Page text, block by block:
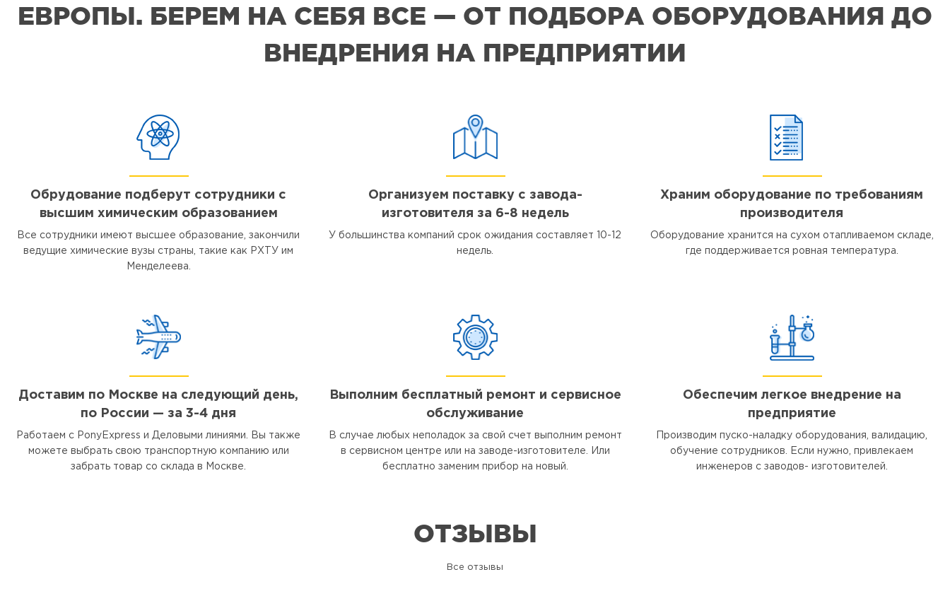
ЕВРОПЫ. БЕРЕМ НА СЕБЯ ВСЕ — ОТ ПОДБОРА ОБОРУДОВАНИЯ ДО
ВНЕДРЕНИЯ НА ПРЕДПРИЯТИИ
Обрудование подберут сотрудники с
высшим химическим образованием
Все сотрудники имеют высшее образование, закончили
ведущие химические вузы страны, такие как РХТУ им
Менделеева.
Организуем поставку с завода-
изготовителя за 6-8 недель
У большинства компаний срок ожидания составляет 10-12
недель.
Храним оборудование по требованиям
производителя
Оборудование хранится на сухом отапливаемом складе,
где поддерживается ровная температура.
Доставим по Москве на следующий день,
по России — за 3-4 дня
Работаем с PonyExpress и Деловыми линиями. Вы также
можете выбрать свою транспортную компанию или
забрать товар со склада в Москве.
Выполним бесплатный ремонт и сервисное
обслуживание
В случае любых неполадок за свой счет выполним ремонт
в сервисном центре или на заводе-изготовителе. Или
бесплатно заменим прибор на новый.
Обеспечим легкое внедрение на
предприятие
Производим пуско-наладку оборудования, валидацию,
обучение сотрудников. Если нужно, привлекаем
инженеров с заводов- изготовителей.
ОТЗЫВЫ
Все отзывы